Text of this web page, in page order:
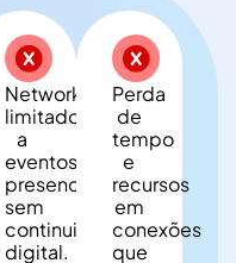
Networking
limitado
a
eventos
presenciais,
sem
continuidade
digital.
Perda
de
tempo
e
recursos
em
conexões
que